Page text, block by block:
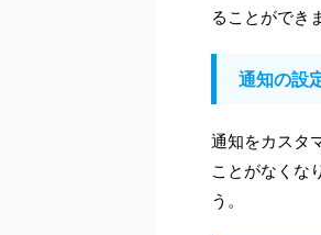
ることができ
通知の設
通知をカスタ
ことがなくな
う。